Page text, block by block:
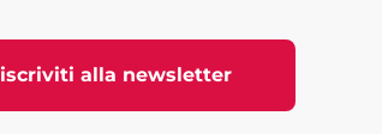
iscriviti alla newsletter